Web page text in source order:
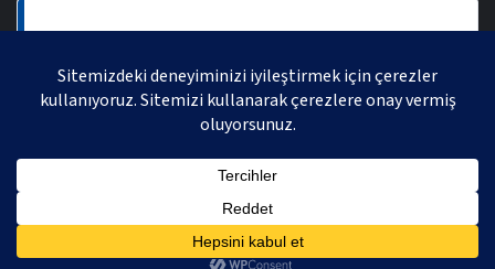
AVRASYA VOLEYBOL LIGI 2021 | AVRASYA SPORTIF FAALIYETLER ORGANIZASYONUDUR,
TÜM HAKLARI SAKLIDIR.